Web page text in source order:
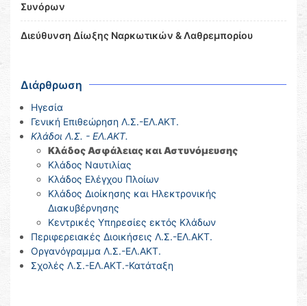
Συνόρων
Διεύθυνση Δίωξης Ναρκωτικών & Λαθρεμπορίου
Διάρθρωση
Ηγεσία
Γενική Επιθεώρηση Λ.Σ.-ΕΛ.ΑΚΤ.
Κλάδοι Λ.Σ. - ΕΛ.ΑΚΤ.
Κλάδος Ασφάλειας και Αστυνόμευσης
Κλάδος Ναυτιλίας
Κλάδος Ελέγχου Πλοίων
Κλάδος Διοίκησης και Ηλεκτρονικής
Διακυβέρνησης
Κεντρικές Υπηρεσίες εκτός Κλάδων
Περιφερειακές Διοικήσεις Λ.Σ.-ΕΛ.ΑΚΤ.
Οργανόγραμμα Λ.Σ.-ΕΛ.ΑΚΤ.
Σχολές Λ.Σ.-ΕΛ.ΑΚΤ.-Κατάταξη